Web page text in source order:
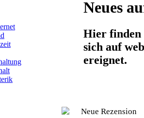
Neues
Hier finden
sich auf
ereignet.
Neue Rezension